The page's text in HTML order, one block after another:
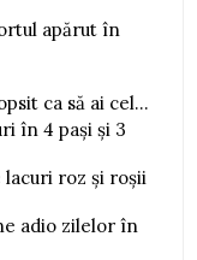
apărut în
ca să ai cel...
în 4 pași și 3
roz și roșii
adio zilelor în